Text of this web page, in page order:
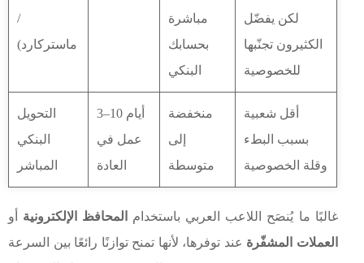
/
ماستركارد)
مباشرة
بحسابك
البنكي
لكن يفضّل
الكثيرون تجنّبها
للخصوصية
التحويل
البنكي
المباشر
3–10 أيام
عمل في
العادة
منخفضة
إلى
متوسطة
أقل شعبية
بسبب البطء
وقلة الخصوصية
غالبًا ما يُنصَح اللاعب العربي باستخدام المحافظ الإلكترونية أو
العملات المشفّرة عند توفرها، لأنها تمنح توازنًا رائعًا بين السرعة